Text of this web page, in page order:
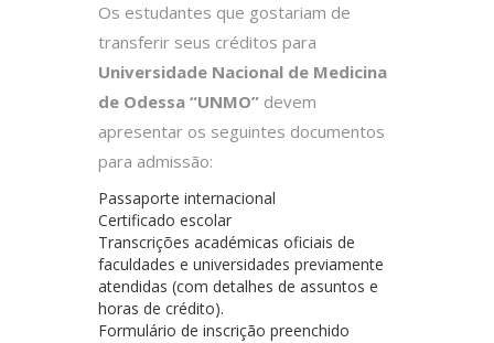
Os estudantes que gostariam de
transferir seus créditos para
Universidade Nacional de Medicina
de Odessa “UNMO” devem
apresentar os seguintes documentos
para admissão:
Passaporte internacional
Certificado escolar
Transcrições académicas oficiais de
faculdades e universidades previamente
atendidas (com detalhes de assuntos e
horas de crédito).
Formulário de inscrição preenchido